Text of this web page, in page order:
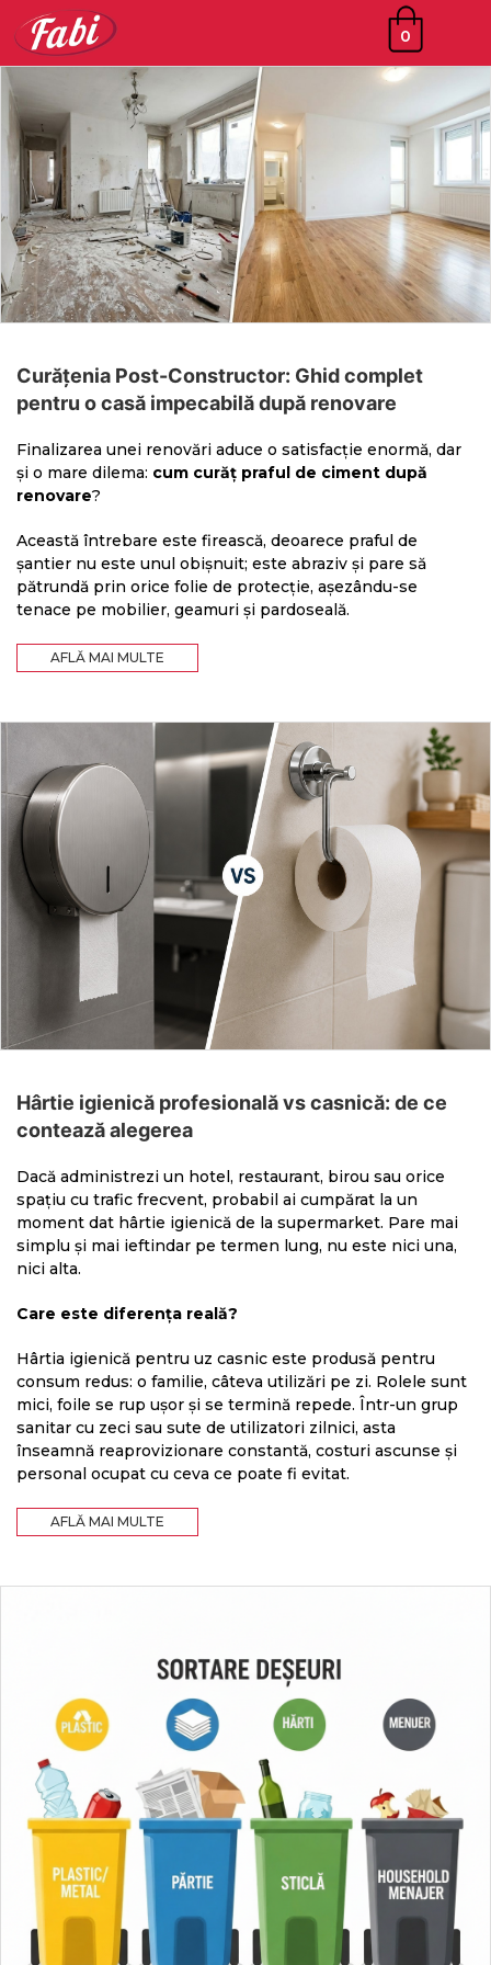
0
Curățenia Post-Constructor: Ghid complet
pentru o casă impecabilă după renovare
Finalizarea unei renovări aduce o satisfacție enormă, dar
și o mare dilema: cum curăț praful de ciment după
renovare?
Această întrebare este firească, deoarece praful de
șantier nu este unul obișnuit; este abraziv și pare să
pătrundă prin orice folie de protecție, așezându-se
tenace pe mobilier, geamuri și pardoseală.
AFLĂ MAI MULTE
Hârtie igienică profesională vs casnică: de ce
contează alegerea
Dacă administrezi un hotel, restaurant, birou sau orice
spațiu cu trafic frecvent, probabil ai cumpărat la un
moment dat hârtie igienică de la supermarket. Pare mai
simplu și mai ieftindar pe termen lung, nu este nici una,
nici alta.
Care este diferența reală?
Hârtia igienică pentru uz casnic este produsă pentru
consum redus: o familie, câteva utilizări pe zi. Rolele sunt
mici, foile se rup ușor și se termină repede. Într-un grup
sanitar cu zeci sau sute de utilizatori zilnici, asta
înseamnă reaprovizionare constantă, costuri ascunse și
personal ocupat cu ceva ce poate fi evitat.
AFLĂ MAI MULTE